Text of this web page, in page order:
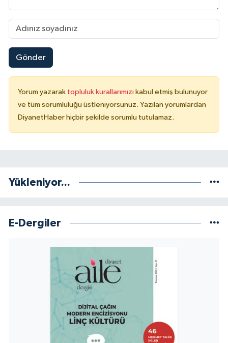
Gönder
Yorum yazarak topluluk kurallarımızı kabul etmiş bulunuyor
ve tüm sorumluluğu üstleniyorsunuz. Yazılan yorumlardan
DiyanetHaber hiçbir şekilde sorumlu tutulamaz.
Yükleniyor...
E-Dergiler
Trabzon Müftülüğü
Uşak Müftülüğü
Van Müftülüğü
Yalova Müftülüğü